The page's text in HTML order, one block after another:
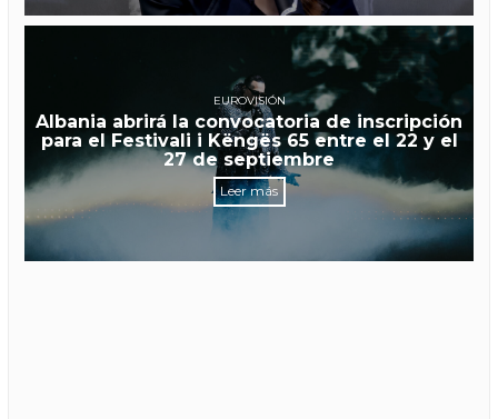
EUROVISIÓN
Albania abrirá la convocatoria de inscripción
para el Festivali i Këngës 65 entre el 22 y el
27 de septiembre
Leer más